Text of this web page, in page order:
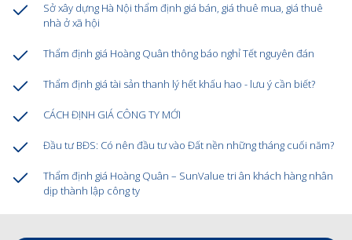
Sở xây dựng Hà Nội thẩm định giá bán, giá thuê mua, giá thuê
nhà ở xã hội
Thẩm định giá Hoàng Quân thông báo nghỉ Tết nguyên đán
Thẩm định giá tài sản thanh lý hết khấu hao - lưu ý cần biết?
CÁCH ĐỊNH GIÁ CÔNG TY MỚI
Đầu tư BĐS: Có nên đầu tư vào Đất nền những tháng cuối năm?
Thẩm định giá Hoàng Quân – SunValue tri ân khách hàng nhân
dịp thành lập công ty